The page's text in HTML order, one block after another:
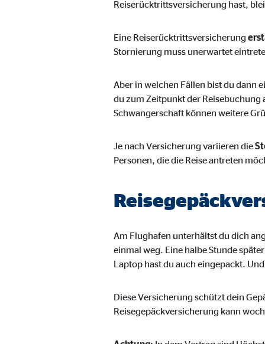
Reiserücktrittsversicherung hast,
Eine Reiserücktrittsversicherung
Stornierung muss unerwartet
Aber in welchen Fällen bist du dann
du zum Zeitpunkt der Reisebuchung
Schwangerschaft können weitere
Je nach Versicherung variieren die
Personen, die die Reise antreten
Am Flughafen unterhältst du dich
einmal weg. Eine halbe Stunde
Laptop hast du auch eingepackt.
Diese Versicherung schützt dein
Reisegepäckversicherung kann